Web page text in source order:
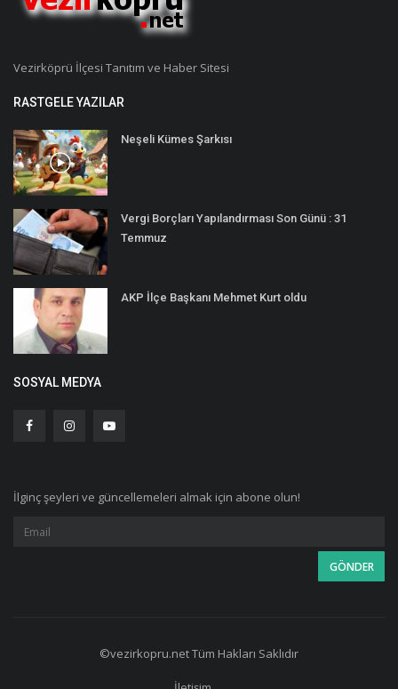
Vezirköprü İlçesi Tanıtım ve Haber Sitesi
RASTGELE YAZILAR
Neşeli Kümes Şarkısı
Vergi Borçları Yapılandırması Son Günü : 31
Temmuz
AKP İlçe Başkanı Mehmet Kurt oldu
SOSYAL MEDYA
İlginç şeyleri ve güncellemeleri almak için abone olun!
©vezirkopru.net Tüm Hakları Saklıdır